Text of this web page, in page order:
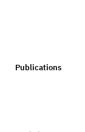
Publications